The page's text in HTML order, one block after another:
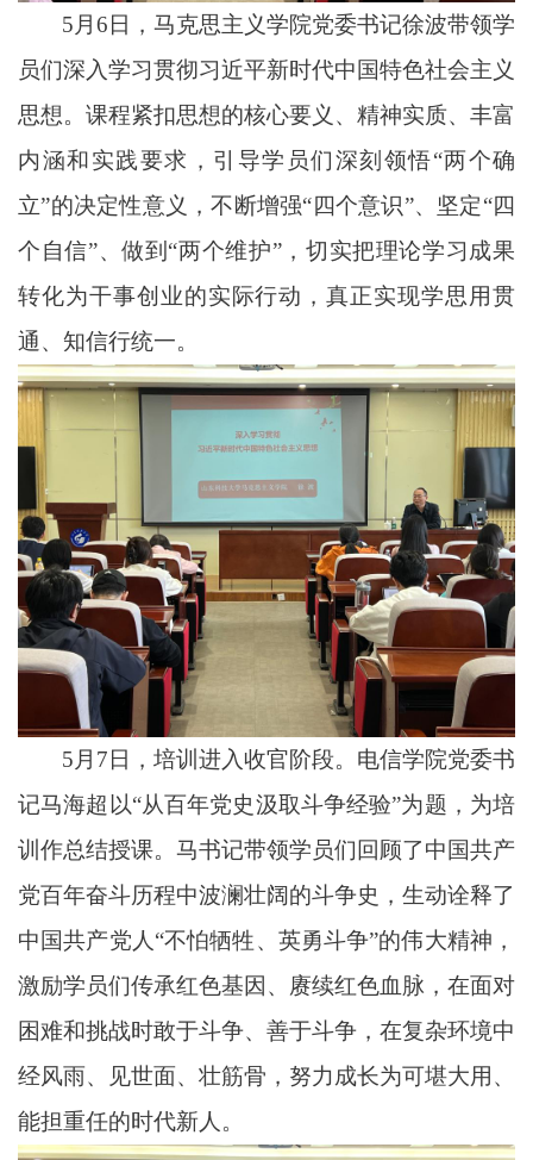
5月6日，马克思主义学院党委书记徐波带领学
员们深入学习贯彻习近平新时代中国特色社会主义
思想。课程紧扣思想的核心要义、精神实质、丰富
内涵和实践要求，引导学员们深刻领悟“两个确
立”的决定性意义，不断增强“四个意识”、坚定“四
个自信”、做到“两个维护”，切实把理论学习成果
转化为干事创业的实际行动，真正实现学思用贯
通、知信行统一。
5月7日，培训进入收官阶段。电信学院党委书
记马海超以“从百年党史汲取斗争经验”为题，为培
训作总结授课。马书记带领学员们回顾了中国共产
党百年奋斗历程中波澜壮阔的斗争史，生动诠释了
中国共产党人“不怕牺牲、英勇斗争”的伟大精神，
激励学员们传承红色基因、赓续红色血脉，在面对
困难和挑战时敢于斗争、善于斗争，在复杂环境中
经风雨、见世面、壮筋骨，努力成长为可堪大用、
能担重任的时代新人。